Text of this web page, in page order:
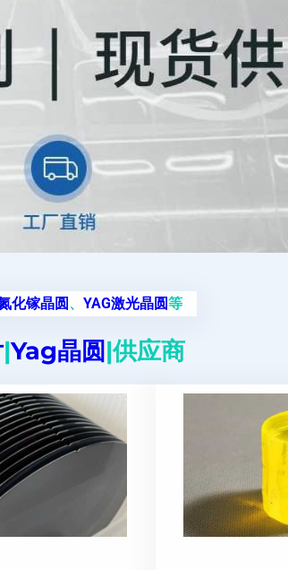
化镓晶圆、 YAG激光晶圆等
|Yag晶圆|供应商